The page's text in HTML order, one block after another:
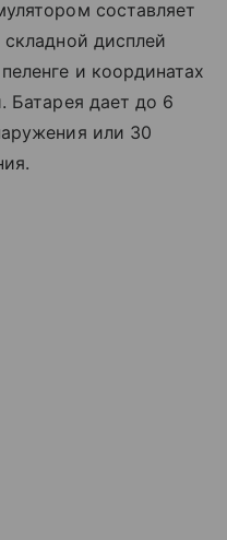
составляет
дисплей
и координатах
Батарея дает до 6
или 30